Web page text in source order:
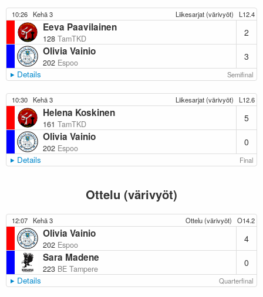
10:26 Kehä 3 Liikesarjat (värivyöt) L12.4
Eeva Paavilainen
128 TamTKD
2
Olivia Vainio
202 Espoo
3
Details Semifinal
10:30 Kehä 3 Liikesarjat (värivyöt) L12.6
Helena Koskinen
161 TamTKD
5
Olivia Vainio
202 Espoo
0
Details Final
Ottelu (värivyöt)
12:07 Kehä 3 Ottelu (värivyöt) O14.2
Olivia Vainio
202 Espoo
4
Sara Madene
223 BE Tampere
0
Details Quarterfinal